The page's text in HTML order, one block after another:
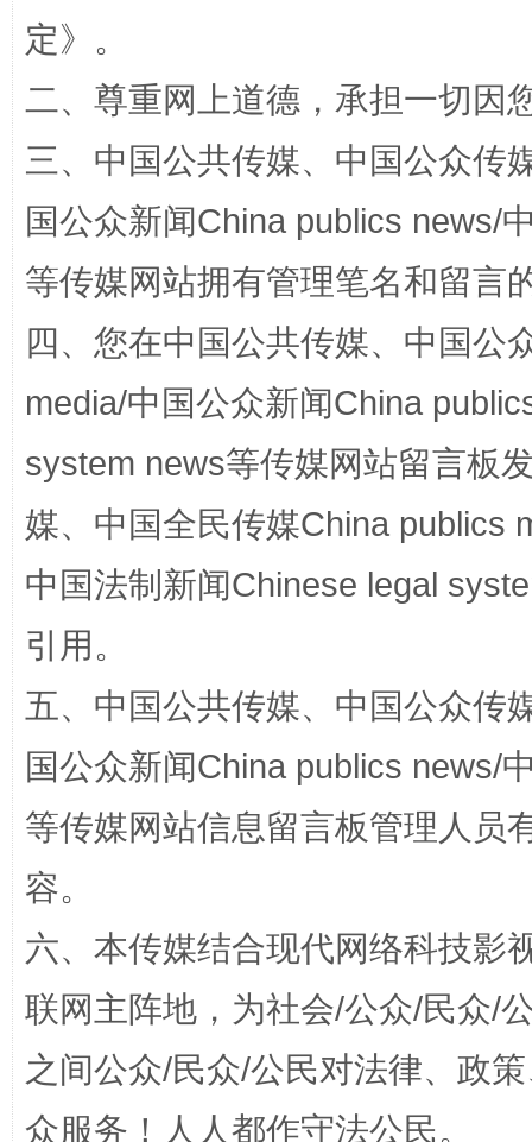
解纷+调解+退费，一次搞定
漫山遍野的桃花与雪山、麦地、白藏房 除
招工难、用工荒背后
定》。
二、尊重网上道德，承担一切因
三、中国公共传媒、中国公众传
国公众新闻China publics news/
等传媒网站拥有管理笔名和留言
四、您在中国公共传媒、中国公
media/中国公众新闻China
system news等传媒网站留言板
媒、中国全民传媒China publics
中国法制新闻Chinese legal
引用。
五、中国公共传媒、中国公众传
国公众新闻China publics news/
等传媒网站信息留言板管理人员
容。
六、本传媒结合现代网络科技影
联网主阵地，为社会/公众/民众/
之间公众/民众/公民对法律、政
众服务！人人都作守法公民。